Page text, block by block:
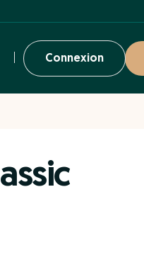
Connexion